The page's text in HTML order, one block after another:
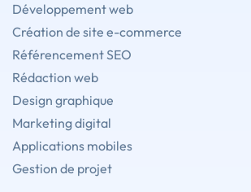
Développement web
Création de site e-commerce
Référencement SEO
Rédaction web
Design graphique
Marketing digital
Applications mobiles
Gestion de projet